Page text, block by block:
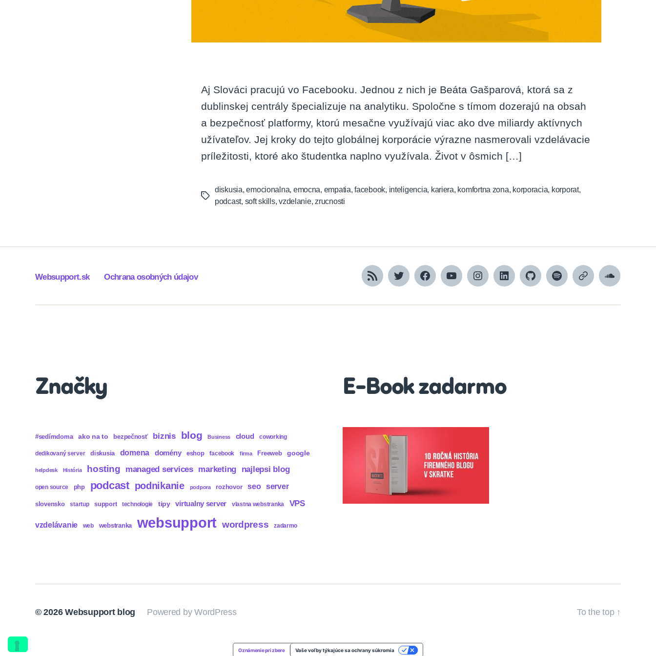
Aj Slováci pracujú vo Facebooku. Jednou z nich je Beáta Gašparová, ktorá sa z
dublinskej centrály špecializuje na analytiku. Spoločne s tímom dozerajú na obsah
a bezpečnosť platformy, ktorú mesačne využívajú viac ako dve miliardy aktívnych
užívateľov. Jej kroky do tejto globálnej korporácie výrazne nasmerovali vzdelávacie
príležitosti, ktoré ako študentka naplno využívala. Život v ôsmich […]
Tags
diskusia,emocionalna, emocna, empatia,facebook, inteligencia, kariera, komfortna zona, korporacia, korporat,
podcast, soft skills,vzdelanie,zrucnosti
Websupport.sk Ochrana osobných údajov RSS TwitterFacebookYouTubeInstagramLinkedInGitHubSpotifyApple
SoundCloud
Značky
#sedímdoma ako na to bezpečnosť biznis blog Business cloud coworking
dedikovaný server diskusia domena domény eshop facebook firma Freeweb google
helpdesk História hosting managed services marketing najlepsi blog
open source php podcast podnikanie podpora rozhovor seo server
slovensko startup support technologie tipy virtualny server vlastna webstranka VPS
vzdelávanie web webstranka websupport wordpress zadarmo
E-Book zadarmo
© 2026Websupport blog Powered by WordPress To the top ↑
Oznámenie pri zbere Vaše voľby týkajúce sa ochrany súkromia